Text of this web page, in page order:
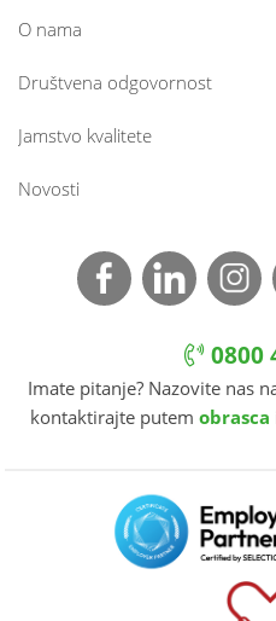
O nama
Društvena odgovornost
Jamstvo kvalitete
Novosti
0800
Imate pitanje? Nazovite nas
kontaktirajte putem obrasca